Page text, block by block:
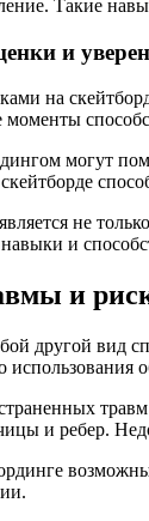
Такие
и
на
моменты
могут
не
и
и
другой вид
и ребер.